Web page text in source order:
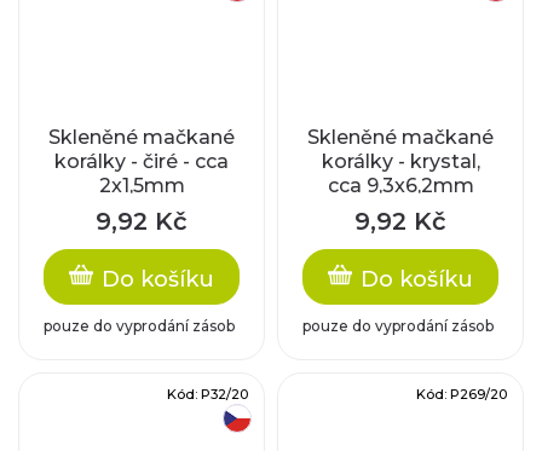
Skleněné mačkané
korálky - čiré - cca
2x1,5mm
9,92 Kč
Do košíku
pouze do vyprodání zásob
Skleněné mačkané
korálky - krystal,
cca 9,3x6,2mm
9,92 Kč
Do košíku
pouze do vyprodání zásob
Kód: P32/20 Kód: P269/20